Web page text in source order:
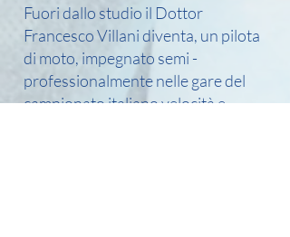
Fuori dallo studio il Dottor
Francesco Villani diventa, un pilota
di moto, impegnato semi -
professionalmente nelle gare del
campionato italiano velocità e